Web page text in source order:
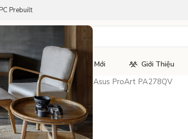
Prebuilt
Hiệu Tin Tức Mới Giới Thiệu
Màn hình chuyên nghiệp Asus ProArt PA278QV